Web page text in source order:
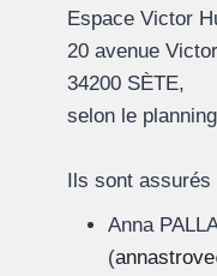
Espace Victor
20 avenue
34200 SÈTE,
selon le
Ils sont assurés
Anna
(